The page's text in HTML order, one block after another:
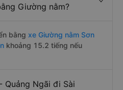
Giường nằm?
bằng xe Giường nằm Sơn
khoảng 15.2 tiếng nếu
Quảng Ngãi đi Sài